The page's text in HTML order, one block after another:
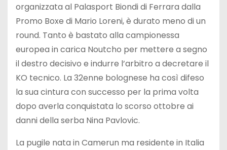
organizzata al Palasport Biondi di Ferrara dalla
Promo Boxe di Mario Loreni, è durato meno di un
round. Tanto è bastato alla campionessa
europea in carica Noutcho per mettere a segno
il destro decisivo e indurre l’arbitro a decretare il
KO tecnico. La 32enne bolognese ha così difeso
la sua cintura con successo per la prima volta
dopo averla conquistata lo scorso ottobre ai
danni della serba Nina Pavlovic.
La pugile nata in Camerun ma residente in Italia